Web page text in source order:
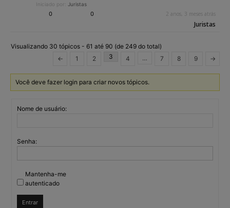
Iniciado por: Juristas
0 0 2 anos, 3 meses atrás
Juristas
Visualizando 30 tópicos - 61 até 90 (de 249 do total)
←
1 2 3 4 … 7 8 9 →
Você deve fazer login para criar novos tópicos.
Nome de usuário:
Senha:
Mantenha-me
autenticado
Entrar